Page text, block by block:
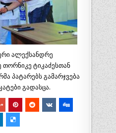
ალექსანდრე
ტიკაძესთან
პატარებს გამარჯვება
გადასცა.